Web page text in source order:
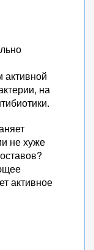
на
не хуже
активное